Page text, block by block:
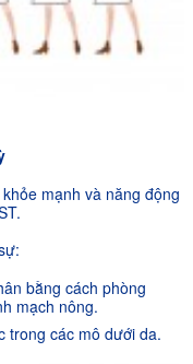
mạnh và năng động
bằng cách phòng
mạch nông.
trong các mô dưới da.